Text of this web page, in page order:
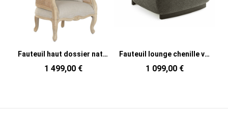
Fauteuil haut dossier naturel en bois et fibres tressées 87 x 73 x 163 cm Enea
1 499,00 €
Fauteuil lounge chenille vert bois finition noyer 76x69x82 cm Naomi
1 099,00 €